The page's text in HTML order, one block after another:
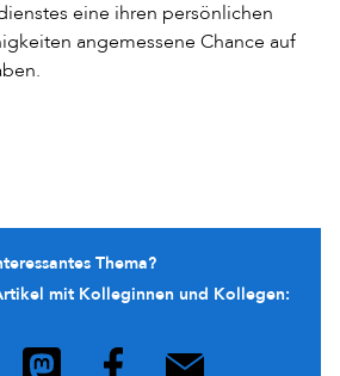
eine ihren persönlichen
angemessene Chance auf
Thema?
mit Kolleginnen und Kollegen: